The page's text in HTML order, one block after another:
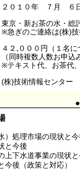
２０１０年 ７月 ６
東京・新お茶の水・
※急ぎのご連絡は(株)
４２,０００円（１名に
（同時複数人数お申
※テキスト代、お茶代
(株)技術情報センター
）処理市場の現状と
と今後
下水道事業の現状
後（政策と対応）